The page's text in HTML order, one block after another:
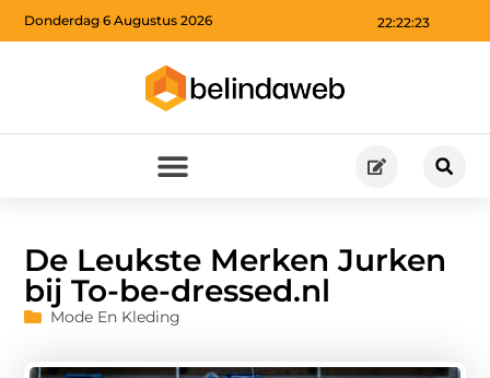
22:22:24
Donderdag 6 Augustus 2026
De Leukste Merken Jurken
bij To-be-dressed.nl
Mode En Kleding